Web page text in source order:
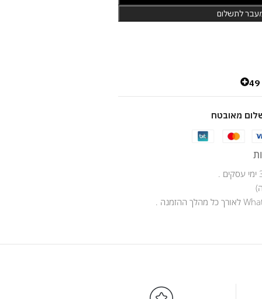
לתשלום
49
מאובטח